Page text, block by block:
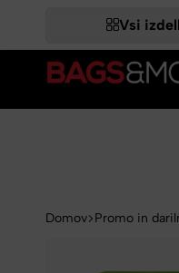
IZKORISTI >>
IZKORISTI >>
IZKORISTI >>
IZKORISTI >>
IZKORISTI >>
Vsi
Domov Promo in